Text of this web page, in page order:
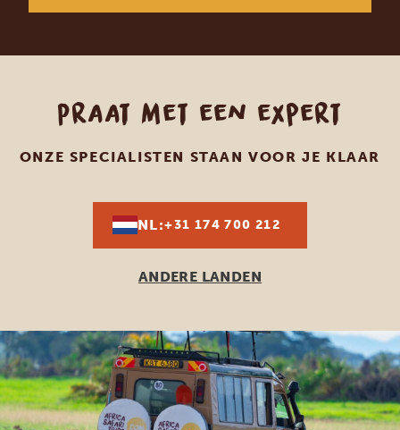
Praat met een expert
ONZE SPECIALISTEN STAAN VOOR JE KLAAR
NL:+31 174 700 212
ANDERE LANDEN